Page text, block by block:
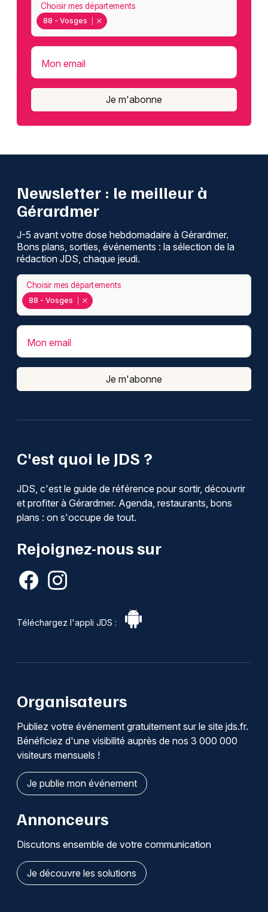
88 - Vosges
Choisir mes départements
Mon email
Je m'abonne
C'est quoi le JDS ?
JDS, c'est le guide de référence pour sortir, découvrir
et profiter à Gérardmer. Agenda, restaurants, bons
plans : on s'occupe de tout.
Rejoignez-nous sur
Téléchargez l'appli JDS :
Newsletter : le meilleur à
Gérardmer
J-5 avant votre dose hebdomadaire à Gérardmer.
Bons plans, sorties, événements : la sélection de la
rédaction JDS, chaque jeudi.
88 - Vosges
Choisir mes départements
Mon email
Je m'abonne
Organisateurs
Publiez votre événement gratuitement sur le site jds.fr.
Bénéficiez d'une visibilité auprès de nos 3 000 000
visiteurs mensuels !
Je publie mon événement
Annonceurs
Discutons ensemble de votre communication
Je découvre les solutions